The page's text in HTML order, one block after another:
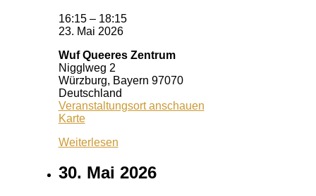
16:15 – 18:15
23. Mai 2026
Wuf Queeres Zentrum
Nigglweg 2
Würzburg, Bayern 97070
Deutschland
Veranstaltungsort anschauen
KarteWuf
Zentrum
Weiterlesen
30. Mai 2026